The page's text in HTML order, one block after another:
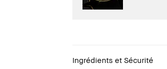
Ingrédients et Sécurité